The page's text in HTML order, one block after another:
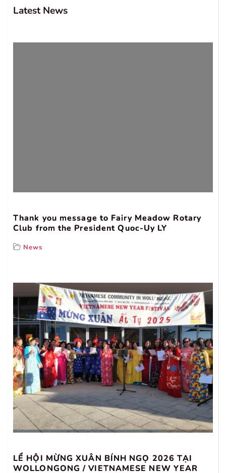
Latest News
Thank you message to Fairy Meadow Rotary
Club from the President Quoc-Uy LY
News
LỂ HỘI MỪNG XUÂN BÍNH NGỌ 2026 TẠI
WOLLONGONG / VIETNAMESE NEW YEAR